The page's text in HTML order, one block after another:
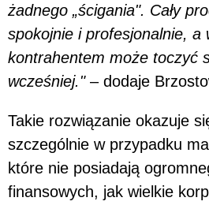
żadnego „ścigania". Cały
spokojnie i profesjonalnie, a
kontrahentem może toczyć
wcześniej."– dodaje
Takie rozwiązanie okazuje
szczególnie w przypadku
które nie posiadają
finansowych, jak wielkie